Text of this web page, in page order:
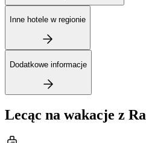
Inne hotele w regionie
Dodatkowe informacje
Lecąc na wakacje z